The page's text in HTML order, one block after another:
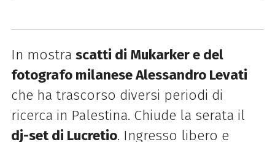
In mostra scatti di Mukarker e del
fotografo milanese Alessandro Levati
che ha trascorso diversi periodi di
ricerca in Palestina. Chiude la serata il
dj-set di Lucretio. Ingresso libero e